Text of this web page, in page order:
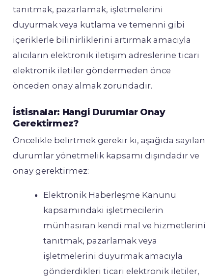
tanıtmak, pazarlamak, işletmelerini
duyurmak veya kutlama ve temenni gibi
içeriklerle bilinirliklerini artırmak amacıyla
alıcıların elektronik iletişim adreslerine ticari
elektronik iletiler göndermeden önce
önceden onay almak zorundadır.
İstisnalar: Hangi Durumlar Onay
Gerektirmez?
Öncelikle belirtmek gerekir ki, aşağıda sayılan
durumlar yönetmelik kapsamı dışındadır ve
onay gerektirmez:
Elektronik Haberleşme Kanunu
kapsamındaki işletmecilerin
münhasıran kendi mal ve hizmetlerini
tanıtmak, pazarlamak veya
işletmelerini duyurmak amacıyla
gönderdikleri ticari elektronik iletiler,